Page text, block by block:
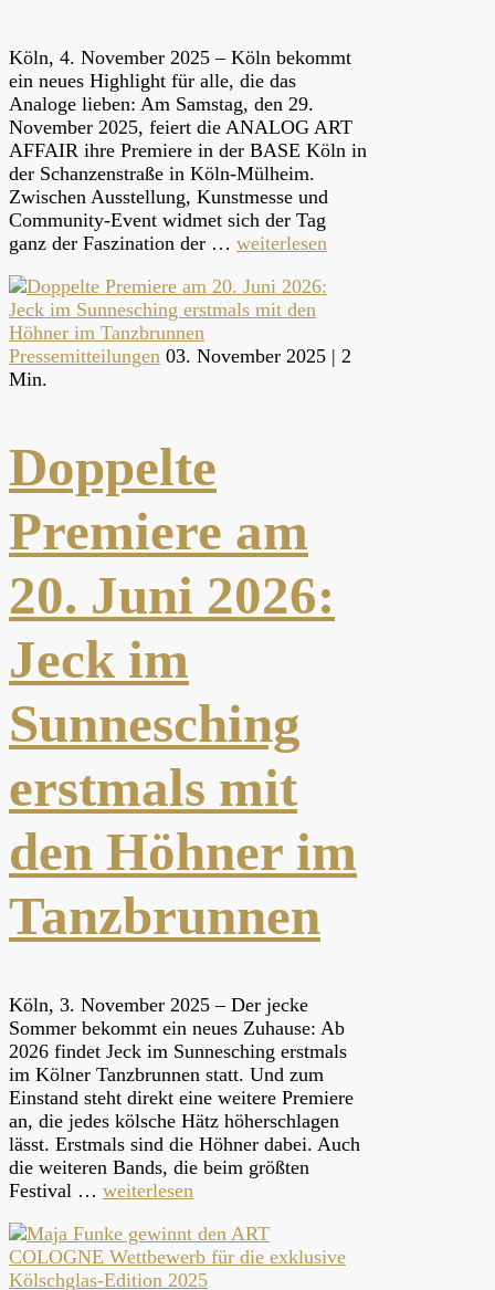
Köln, 4. November 2025 – Köln bekommt
ein neues Highlight für alle, die das
Analoge lieben: Am Samstag, den 29.
November 2025, feiert die ANALOG ART
AFFAIR ihre Premiere in der BASE Köln in
der Schanzenstraße in Köln-Mülheim.
Zwischen Ausstellung, Kunstmesse und
Community-Event widmet sich der Tag
ganz der Faszination der … weiterlesen
Pressemitteilungen 03. November 2025 | 2
Min.
Doppelte
Premiere am
20. Juni 2026:
Jeck im
Sunnesching
erstmals mit
den Höhner im
Tanzbrunnen
Köln, 3. November 2025 – Der jecke
Sommer bekommt ein neues Zuhause: Ab
2026 findet Jeck im Sunnesching erstmals
im Kölner Tanzbrunnen statt. Und zum
Einstand steht direkt eine weitere Premiere
an, die jedes kölsche Hätz höherschlagen
lässt. Erstmals sind die Höhner dabei. Auch
die weiteren Bands, die beim größten
Festival … weiterlesen